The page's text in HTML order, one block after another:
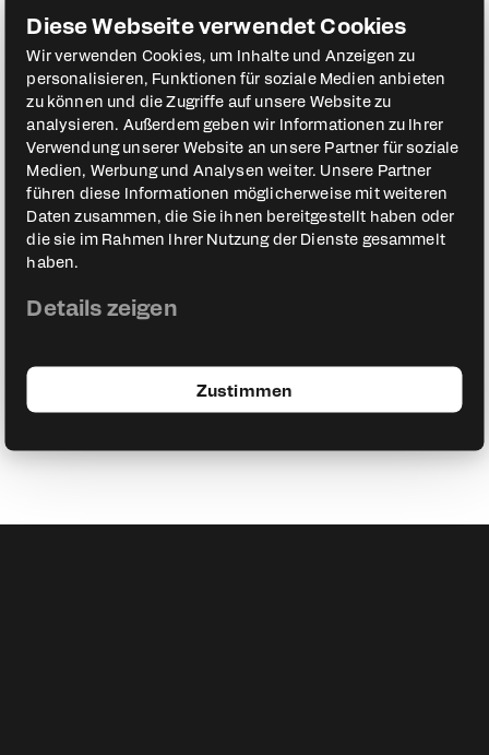
Diese Webseite verwendet Cookies
Wir verwenden Cookies, um Inhalte und Anzeigen zu
personalisieren, Funktionen für soziale Medien anbieten
zu können und die Zugriffe auf unsere Website zu
analysieren. Außerdem geben wir Informationen zu Ihrer
Verwendung unserer Website an unsere Partner für soziale
Medien, Werbung und Analysen weiter. Unsere Partner
führen diese Informationen möglicherweise mit weiteren
Daten zusammen, die Sie ihnen bereitgestellt haben oder
die sie im Rahmen Ihrer Nutzung der Dienste gesammelt
haben.
Details zeigen
Zustimmen